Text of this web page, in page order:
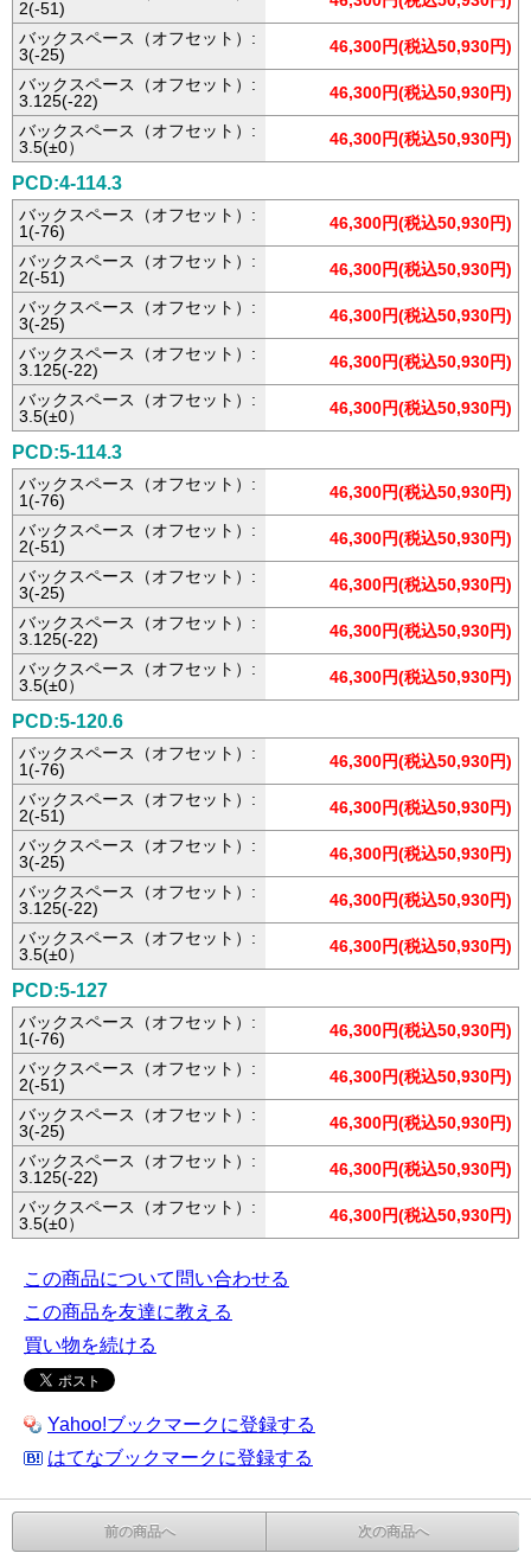
2(-51)
バックスペース（オフセット）:
3(-25)
46,300円(税込50,930円)
バックスペース（オフセット）:
3.125(-22)
46,300円(税込50,930円)
バックスペース（オフセット）:
3.5(±0）
46,300円(税込50,930円)
PCD:4-114.3
バックスペース（オフセット）:
1(-76)
46,300円(税込50,930円)
バックスペース（オフセット）:
2(-51)
46,300円(税込50,930円)
バックスペース（オフセット）:
3(-25)
46,300円(税込50,930円)
バックスペース（オフセット）:
3.125(-22)
46,300円(税込50,930円)
バックスペース（オフセット）:
3.5(±0）
46,300円(税込50,930円)
PCD:5-114.3
バックスペース（オフセット）:
1(-76)
46,300円(税込50,930円)
バックスペース（オフセット）:
2(-51)
46,300円(税込50,930円)
バックスペース（オフセット）:
3(-25)
46,300円(税込50,930円)
バックスペース（オフセット）:
3.125(-22)
46,300円(税込50,930円)
バックスペース（オフセット）:
3.5(±0）
46,300円(税込50,930円)
PCD:5-120.6
バックスペース（オフセット）:
1(-76)
46,300円(税込50,930円)
バックスペース（オフセット）:
2(-51)
46,300円(税込50,930円)
バックスペース（オフセット）:
3(-25)
46,300円(税込50,930円)
バックスペース（オフセット）:
3.125(-22)
46,300円(税込50,930円)
バックスペース（オフセット）:
3.5(±0）
46,300円(税込50,930円)
PCD:5-127
バックスペース（オフセット）:
1(-76)
46,300円(税込50,930円)
バックスペース（オフセット）:
2(-51)
46,300円(税込50,930円)
バックスペース（オフセット）:
3(-25)
46,300円(税込50,930円)
バックスペース（オフセット）:
3.125(-22)
46,300円(税込50,930円)
バックスペース（オフセット）:
3.5(±0）
46,300円(税込50,930円)
この商品について問い合わせる
この商品を友達に教える
買い物を続ける
Yahoo!ブックマークに登録する
はてなブックマークに登録する
前の商品へ 次の商品へ